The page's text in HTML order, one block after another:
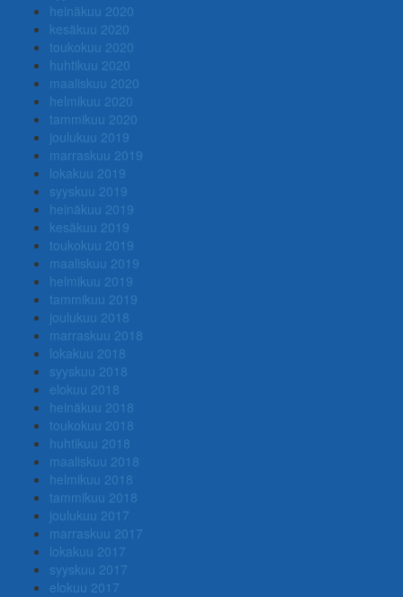
heinäkuu 2020
kesäkuu 2020
toukokuu 2020
huhtikuu 2020
maaliskuu 2020
helmikuu 2020
tammikuu 2020
joulukuu 2019
marraskuu 2019
lokakuu 2019
syyskuu 2019
heinäkuu 2019
kesäkuu 2019
toukokuu 2019
maaliskuu 2019
helmikuu 2019
tammikuu 2019
joulukuu 2018
marraskuu 2018
lokakuu 2018
syyskuu 2018
elokuu 2018
heinäkuu 2018
toukokuu 2018
huhtikuu 2018
maaliskuu 2018
helmikuu 2018
tammikuu 2018
joulukuu 2017
marraskuu 2017
lokakuu 2017
syyskuu 2017
elokuu 2017